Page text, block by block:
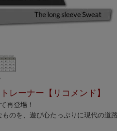
レーナー【リコメンド】
再登場！
のを、遊び心たっぷりに現代の道